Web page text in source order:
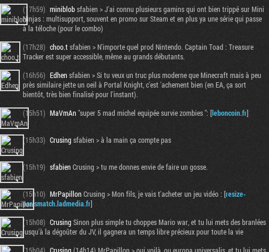
(17h59) miniblobsfabien > J'ai connu plusieurs gamins qui ont bien trippé sur Mini
Ninjas : multisupport, souvent en promo sur Steam et en plus ya une série qui passe
à la téloche (pour le combo)
(17h28) choo.tsfabien > N'importe quel prod Nintendo. Captain Toad : Treasure
Tracker est super accessible, même au grands débutants.
(16h56) Edhensfabien > Si tu veux un truc plus moderne que Minecraft mais à peu
près similaire jette un oeil à Portal Knight, c'est 'achement bien (en EA, ça sort
bientôt, très bien finalisé pour l'instant).
(15h51) MaVmAn"super 5 mad michel equipée survie zombies ": [leboncoin.fr]
(15h33) Crusingsfabien > à la main ça compte pas
(15h19) sfabienCrusing > tu me donnes envie de faire un gosse.
(15h10) MrPapillonCrusing > Mon fils, je vais t'acheter un jeu vidéo : [resize-
parismatch.ladmedia.fr]
(15h08) CrusingSinon plus simple tu choppes Mario war, et tu lui mets des branlées
jusqu'à la dégoûter du JV, il gagnera un temps libre précieux pour toute la vie